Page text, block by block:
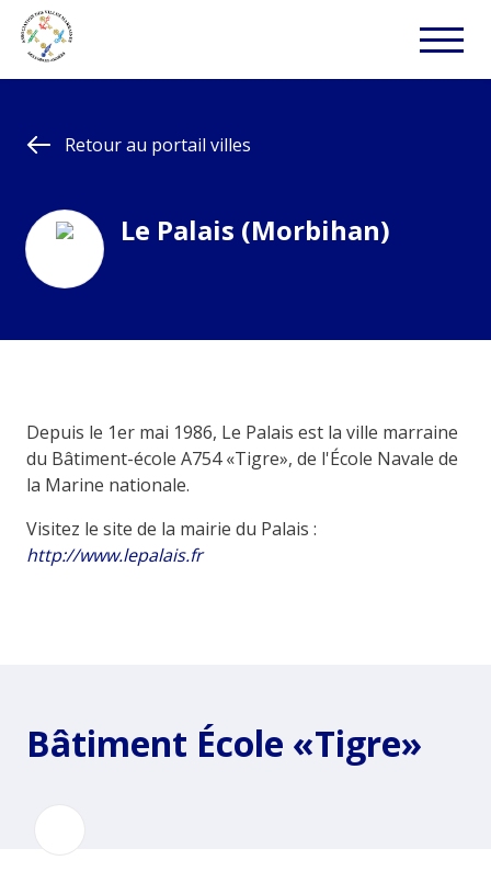
Retour au portail villes
Le Palais (Morbihan)
Depuis le 1er mai 1986, Le Palais est la ville marraine
du Bâtiment-école A754 «Tigre», de l'École Navale de
la Marine nationale.
Visitez le site de la mairie du Palais :
http://www.lepalais.fr
Bâtiment École «Tigre»